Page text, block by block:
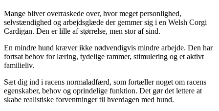
Mange bliver overraskede over, hvor meget personlighed,
selvstændighed og arbejdsglæde der gemmer sig i en Welsh Corgi
Cardigan. Den er lille af størrelse, men stor af sind.
En mindre hund kræver ikke nødvendigvis mindre arbejde. Den har
fortsat behov for læring, tydelige rammer, stimulering og et aktivt
familieliv.
Sæt dig ind i racens normaladfærd, som fortæller noget om racens
egenskaber, behov og oprindelige funktion. Det gør det lettere at
skabe realistiske forventninger til hverdagen med hund.